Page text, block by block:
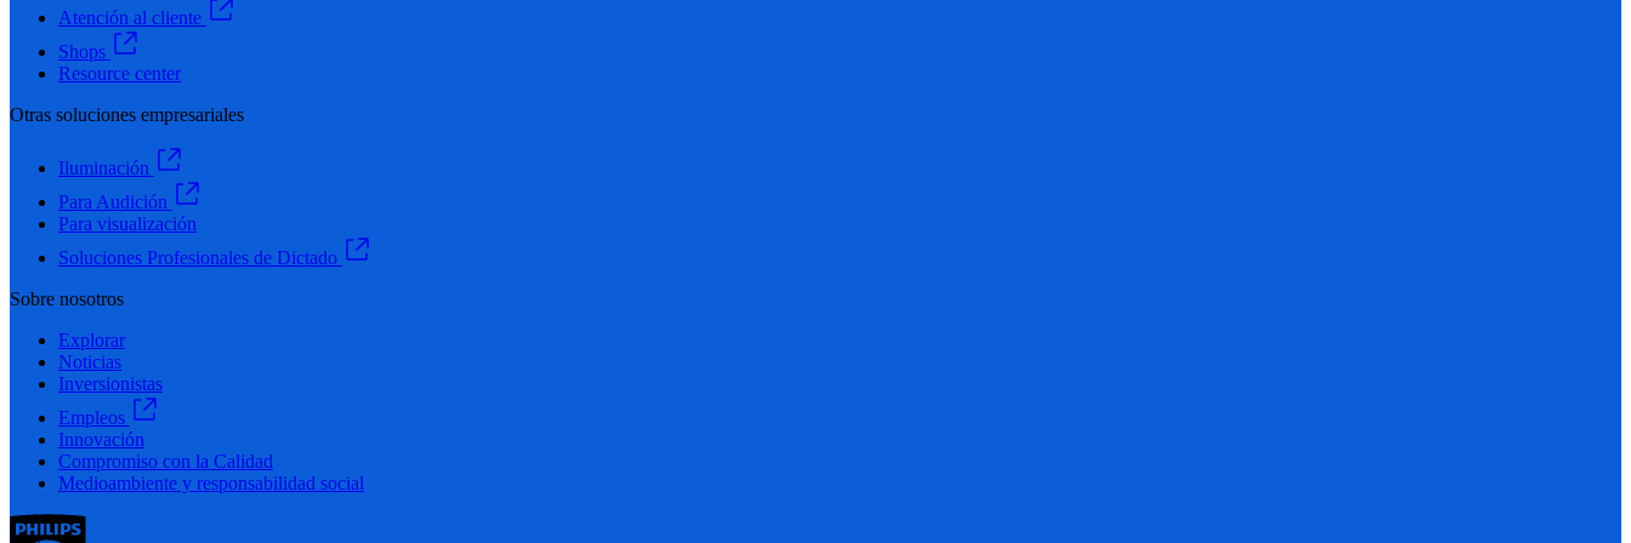
Atención al cliente
Shops
Resource center
Otras soluciones empresariales
Iluminación
Para Audición
Para visualización
Soluciones Profesionales de Dictado
Sobre nosotros
Explorar
Noticias
Inversionistas
Empleos
Innovación
Compromiso con la Calidad
Medioambiente y responsabilidad social